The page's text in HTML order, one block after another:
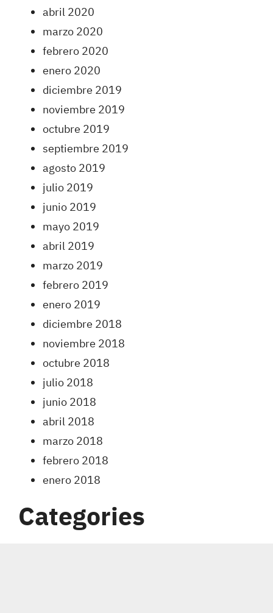
abril 2020
marzo 2020
febrero 2020
enero 2020
diciembre 2019
noviembre 2019
octubre 2019
septiembre 2019
agosto 2019
julio 2019
junio 2019
mayo 2019
abril 2019
marzo 2019
febrero 2019
enero 2019
diciembre 2018
noviembre 2018
octubre 2018
julio 2018
junio 2018
abril 2018
marzo 2018
febrero 2018
enero 2018
Categories